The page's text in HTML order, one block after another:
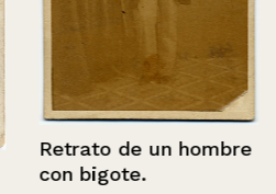
Retrato de un hombre
con bigote.